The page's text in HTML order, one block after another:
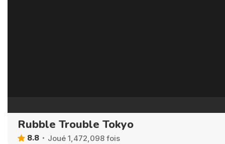
Rubble Trouble Tokyo
8.8 Joué 1,472,098 fois